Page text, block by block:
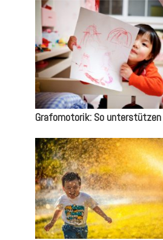
Grafomotorik: So